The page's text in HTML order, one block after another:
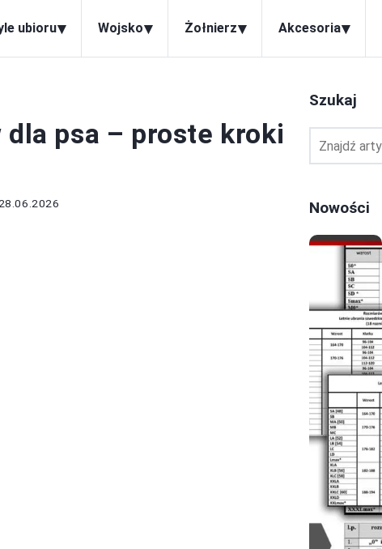
ubioru▾ Wojsko▾ Żołnierz▾ Akcesoria▾
psa – proste kroki
Szukaj
Nowości